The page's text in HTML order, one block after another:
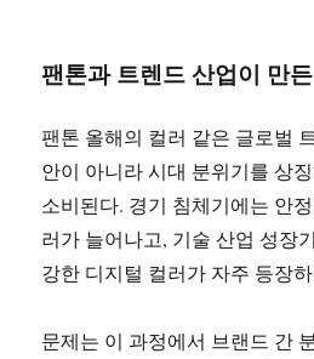
팬톤과 트렌드 산업이 만
팬톤 올해의 컬러 같은 글로벌
안이 아니라 시대 분위기를 상
소비된다. 경기 침체기에는 안
러가 늘어나고, 기술 산업 성장
강한 디지털 컬러가 자주 등장
문제는 이 과정에서 브랜드 간